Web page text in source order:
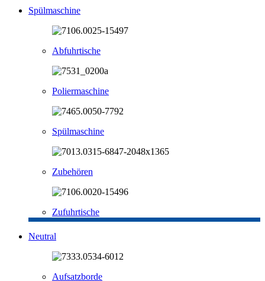
Spülmaschine
Abfuhrtische
Poliermaschine
Spülmaschine
Zubehören
Zufuhrtische
Neutral
Aufsatzborde